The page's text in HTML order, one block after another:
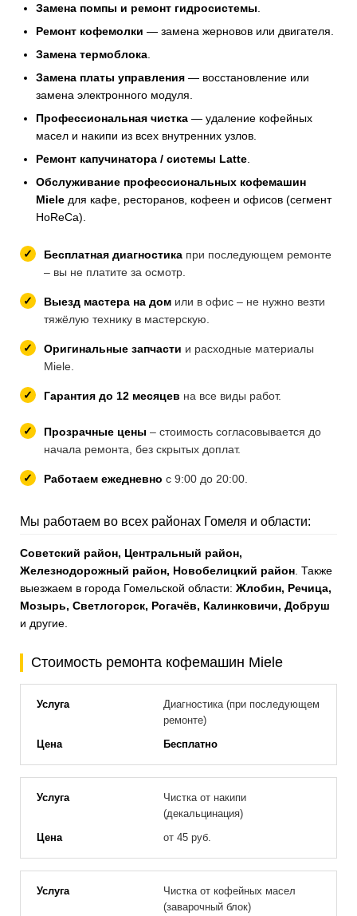
Замена помпы и ремонт гидросистемы
Ремонт кофемолки — замена жерновов или двигателя.
Замена термоблока
Замена платы управления — восстановление или
замена электронного модуля.
Профессиональная чистка — удаление кофейных
масел и накипи из всех внутренних узлов.
Ремонт капучинатора / системы Latte
Обслуживание профессиональных кофемашин
Miele для кафе, ресторанов, кофеен и офисов (сегмент
HoReCa).
Бесплатная диагностика при последующем ремонте
– вы не платите за осмотр.
Выезд мастера на дом или в офис – не нужно везти
тяжёлую технику в мастерскую.
Оригинальные запчасти и расходные материалы
Miele.
Гарантия до 12 месяцев на все виды работ.
Прозрачные цены – стоимость согласовывается до
начала ремонта, без скрытых доплат.
Работаем ежедневно с 9:00 до 20:00.
Мы работаем во всех районах Гомеля и области:
Советский район, Центральный район,
Железнодорожный район, Новобелицкий район. Также
выезжаем в города Гомельской области: Жлобин, Речица,
Мозырь, Светлогорск, Рогачёв, Калинковичи, Добруш
и другие.
Стоимость ремонта кофемашин Miele
Диагностика (при последующем
ремонте)
Бесплатно
Чистка от накипи
(декальцинация)
от 45 руб.
Чистка от кофейных масел
(заварочный блок)